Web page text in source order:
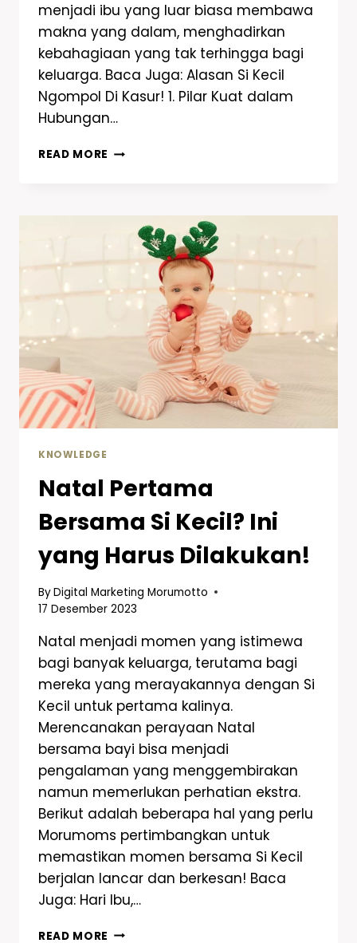
menjadi ibu yang luar biasa membawa
makna yang dalam, menghadirkan
kebahagiaan yang tak terhingga bagi
keluarga. Baca Juga: Alasan Si Kecil
Ngompol Di Kasur! 1. Pilar Kuat dalam
Hubungan…
READ MORE
KNOWLEDGE
Natal Pertama
Bersama Si Kecil? Ini
yang Harus Dilakukan!
ByDigital Marketing Morumotto
17 Desember 2023
Natal menjadi momen yang istimewa
bagi banyak keluarga, terutama bagi
mereka yang merayakannya dengan Si
Kecil untuk pertama kalinya.
Merencanakan perayaan Natal
bersama bayi bisa menjadi
pengalaman yang menggembirakan
namun memerlukan perhatian ekstra.
Berikut adalah beberapa hal yang perlu
Morumoms pertimbangkan untuk
memastikan momen bersama Si Kecil
berjalan lancar dan berkesan! Baca
Juga: Hari Ibu,…
READ MORE